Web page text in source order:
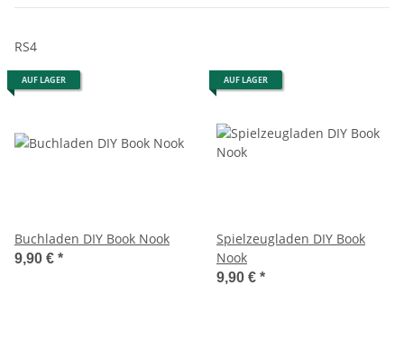
RS4
AUF LAGER
Buchladen DIY Book Nook
9,90 € *
AUF LAGER
Spielzeugladen DIY Book
Nook
9,90 € *